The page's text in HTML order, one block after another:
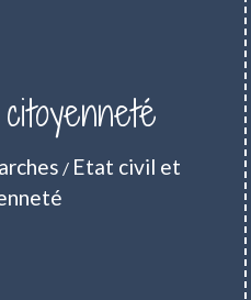
/ Etat civil et